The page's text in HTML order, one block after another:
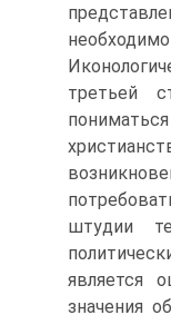
третьей
штудии
является
значения